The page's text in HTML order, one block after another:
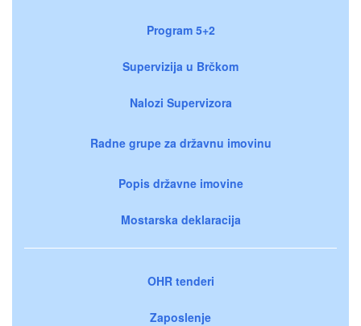
Program 5+2
Supervizija u Brčkom
Nalozi Supervizora
Radne grupe za državnu imovinu
Popis državne imovine
Mostarska deklaracija
OHR tenderi
Zaposlenje